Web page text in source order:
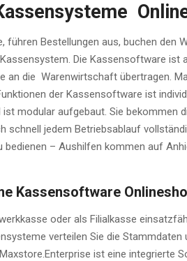
Bestellungen aus, buchen den
Die Kassensoftware ist
die Warenwirtschaft übertragen.
der Kassensoftware ist
modular aufgebaut. Sie bekommen
jedem Betriebsablauf
bedienen – Aushilfen kommen auf
Kassensoftware
oder als Filialkasse
verteilen Sie die
ist eine integrierte